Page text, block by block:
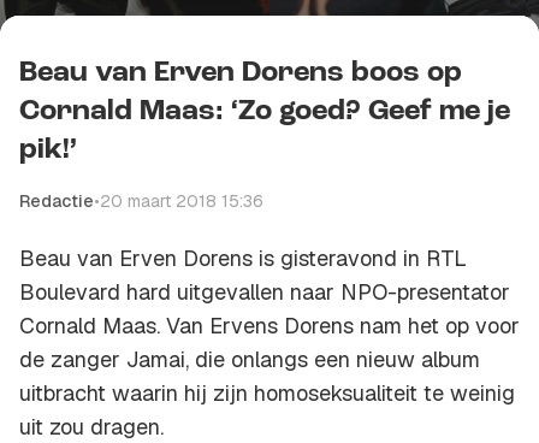
Kopieer link
Beau van Erven Dorens boos op
Cornald Maas: ‘Zo goed? Geef me je
pik!’
Redactie•20 maart 2018 15:36
Beau van Erven Dorens is gisteravond in RTL
Boulevard hard uitgevallen naar NPO-presentator
Cornald Maas. Van Ervens Dorens nam het op voor
de zanger Jamai, die onlangs een nieuw album
uitbracht waarin hij zijn homoseksualiteit te weinig
uit zou dragen.